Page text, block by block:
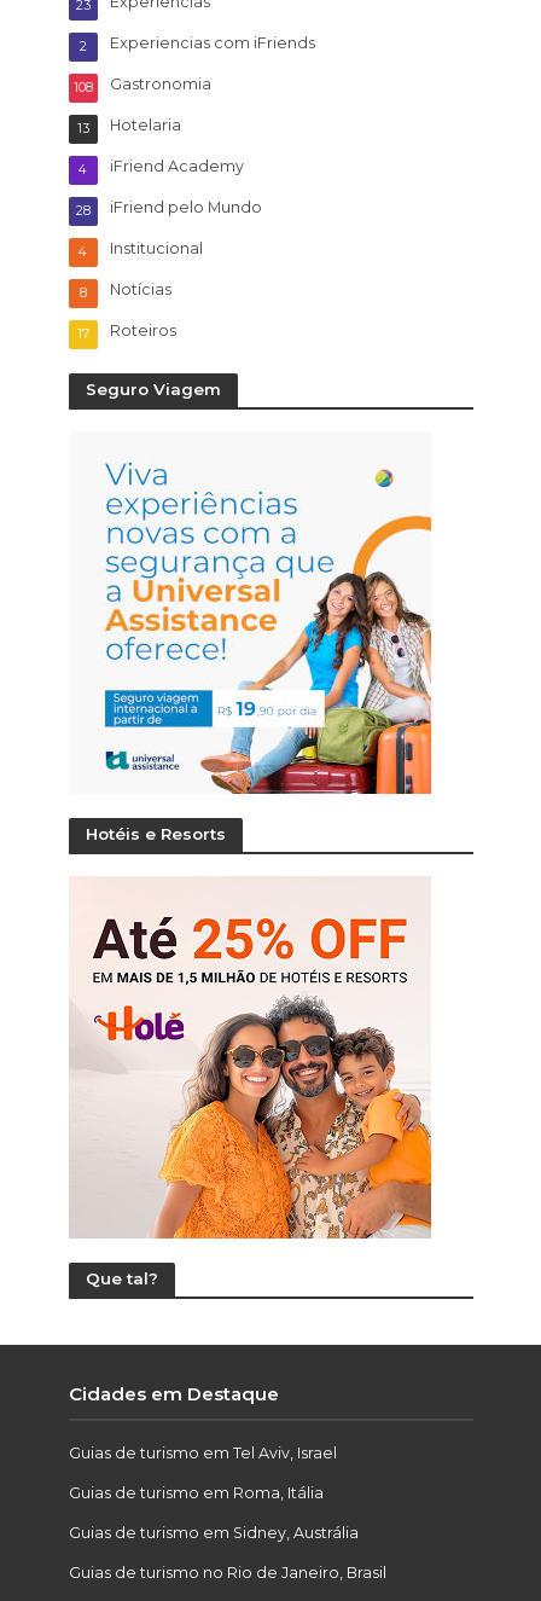
23
Experiencias com iFriends
2
Gastronomia
108
Hotelaria
13
iFriend Academy
4
iFriend pelo Mundo
28
Institucional
4
Notícias
8
Roteiros
17
Seguro Viagem
Hotéis e Resorts
Que tal?
Cidades em Destaque
Guias de turismo em Tel Aviv, Israel
Guias de turismo em Roma, Itália
Guias de turismo em Sidney, Austrália
Guias de turismo no Rio de Janeiro, Brasil